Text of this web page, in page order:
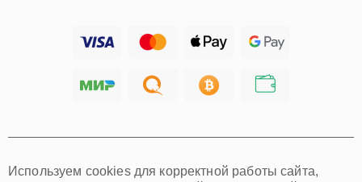
Хабаровск
Иркутск
Омск
Используем cookies для корректной работы сайта,